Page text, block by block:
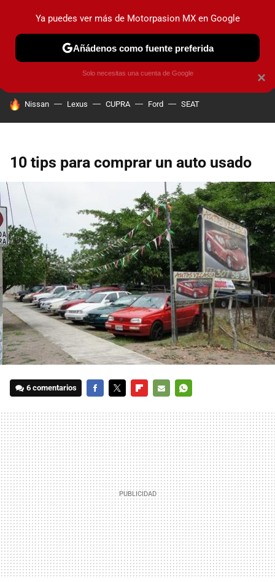
PRUEBAS INDUSTRIA HOY NO CIRCULA
HOY SE HABLA DE
Nissan Lexus CUPRA Ford SEAT
10 tips para comprar un auto usado
6 comentarios
MAIL
×
Ya puedes ver más de Motorpasion MX en Google
Añádenos como fuente preferida
Solo necesitas una cuenta de Google